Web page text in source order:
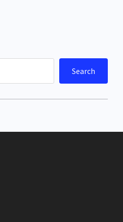
Search